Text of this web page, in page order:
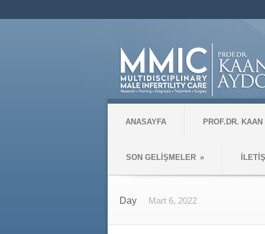
ANASAYFA PROF.DR. KAAN
SON GELİŞMELER »
Day Mart 6, 2022